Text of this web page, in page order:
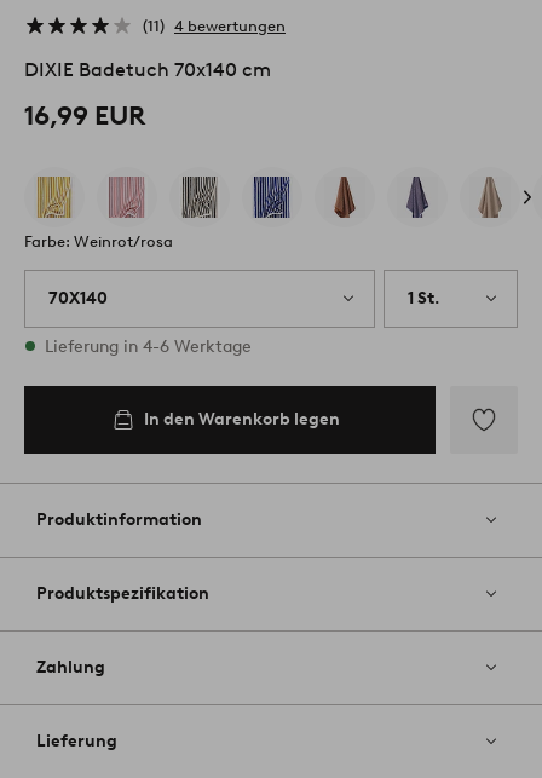
11 4 bewertungen
DIXIE Badetuch 70x140 cm
16,99 EUR
Farbe: Weinrot/rosa
70X140 1 St.
Vorrätig
Lieferung in 4-6 Werktage
In den Warenkorb legen
Favoriten
Produktinformation
Produktspezifikation
Zahlung
Lieferung